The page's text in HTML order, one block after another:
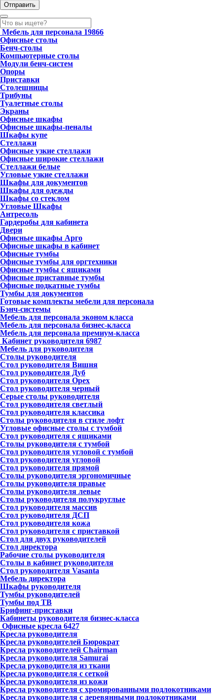
Мебель для персонала 19866
Офисные столы
Бенч-столы
Компьютерные столы
Модули бенч-систем
Опоры
Приставки
Столешницы
Трибуны
Туалетные столы
Экраны
Офисные шкафы
Офисные шкафы-пеналы
Шкафы купе
Стеллажи
Офисные узкие стеллажи
Офисные широкие стеллажи
Стеллажи белые
Угловые узкие стеллажи
Шкафы для документов
Шкафы для одежды
Шкафы со стеклом
Угловые Шкафы
Антресоль
Гардеробы для кабинета
Двери
Офисные шкафы Арго
Офисные шкафы в кабинет
Офисные тумбы
Офисные тумбы для оргтехники
Офисные тумбы с ящиками
Офисные приставные тумбы
Офисные подкатные тумбы
Тумбы для документов
Готовые комплекты мебели для персонала
Бэнч-системы
Мебель для персонала эконом класса
Мебель для персонала бизнес-класса
Мебель для персонала премиум-класса
Кабинет руководителя 6987
Мебель для руководителя
Столы руководителя
Стол руководителя Вишня
Стол руководителя Дуб
Стол руководителя Орех
Стол руководителя черный
Серые столы руководителя
Стол руководителя светлый
Стол руководителя классика
Столы руководителя в стиле лофт
Угловые офисные столы с тумбой
Стол руководителя с ящиками
Столы руководителя с тумбой
Стол руководителя угловой с тумбой
Стол руководителя угловой
Стол руководителя прямой
Столы руководителя эргономичные
Столы руководителя правые
Столы руководителя левые
Столы руководителя полукруглые
Стол руководителя массив
Стол руководителя ДСП
Стол руководителя кожа
Стол руководителя с приставкой
Стол для двух руководителей
Стол директора
Рабочие столы руководителя
Столы в кабинет руководителя
Стол руководителя Vasanta
Мебель директора
Шкафы руководителя
Тумбы руководителей
Тумбы под ТВ
Брифинг-приставки
Кабинеты руководителя бизнес-класса
Офисные кресла 6427
Кресла руководителя
Кресла руководителей Бюрократ
Кресла руководителей Chairman
Кресла руководителя Samurai
Кресла руководителя из ткани
Кресла руководителя с сеткой
Кресла руководителя из кожи
Кресла руководителя с хромированными подлокотниками
Кресла руководителя с деревянными подлокотниками